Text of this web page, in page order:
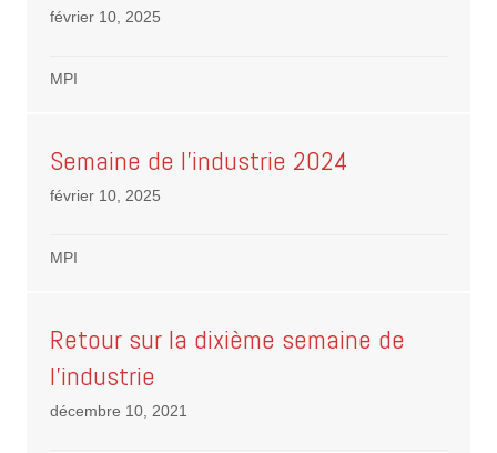
février 10, 2025
MPI
Semaine de l’industrie 2024
février 10, 2025
MPI
Retour sur la dixième semaine de
l’industrie
décembre 10, 2021